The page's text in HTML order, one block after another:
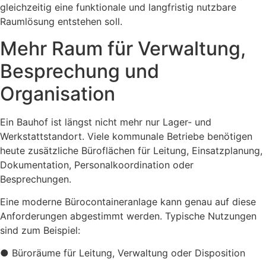
gleichzeitig eine funktionale und langfristig nutzbare
Raumlösung entstehen soll.
Mehr Raum für Verwaltung,
Besprechung und
Organisation
Ein Bauhof ist längst nicht mehr nur Lager- und
Werkstattstandort. Viele kommunale Betriebe benötigen
heute zusätzliche Büroflächen für Leitung, Einsatzplanung,
Dokumentation, Personalkoordination oder
Besprechungen.
Eine moderne Bürocontaineranlage kann genau auf diese
Anforderungen abgestimmt werden. Typische Nutzungen
sind zum Beispiel:
● Büroräume für Leitung, Verwaltung oder Disposition